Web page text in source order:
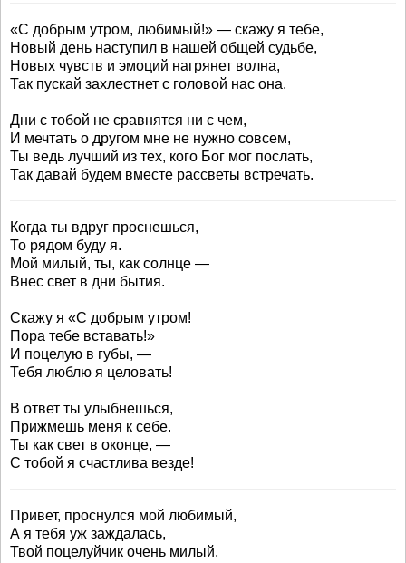
«С добрым утром, любимый!» — скажу я тебе,
Новый день наступил в нашей общей судьбе,
Новых чувств и эмоций нагрянет волна,
Так пускай захлестнет с головой нас она.
Дни с тобой не сравнятся ни с чем,
И мечтать о другом мне не нужно совсем,
Ты ведь лучший из тех, кого Бог мог послать,
Так давай будем вместе рассветы встречать.
Когда ты вдруг проснешься,
То рядом буду я.
Мой милый, ты, как солнце —
Внес свет в дни бытия.
Скажу я «С добрым утром!
Пора тебе вставать!»
И поцелую в губы, —
Тебя люблю я целовать!
В ответ ты улыбнешься,
Прижмешь меня к себе.
Ты как свет в оконце, —
С тобой я счастлива везде!
Привет, проснулся мой любимый,
А я тебя уж заждалась,
Твой поцелуйчик очень милый,